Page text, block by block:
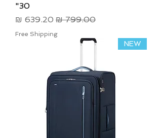
30"
מחיר רגיל
מחיר מבצע
Free Shipping
NEW